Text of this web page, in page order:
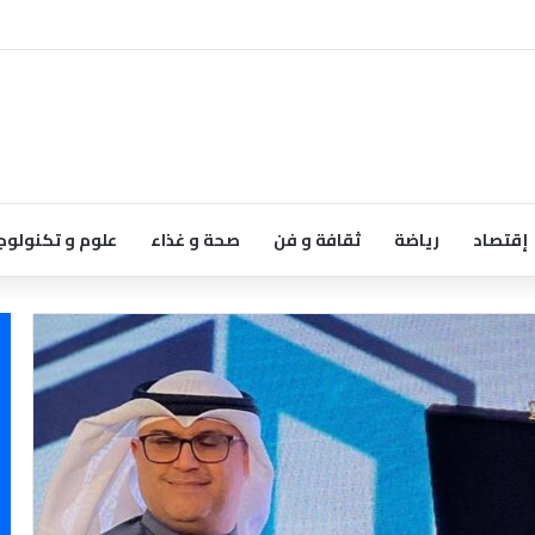
إقتصاد رياضة ثقافة و فن صحة و غذاء علوم و